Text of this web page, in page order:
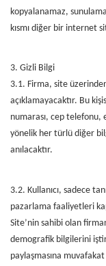
kopyalanamaz,
kısmı diğer bir internet
3. Gizli Bilgi
3.1. Firma, site
açıklamayacaktır. Bu
numarası, cep telefonu,
yönelik her türlü diğer
anılacaktır.
3.2. Kullanıcı, sadece
pazarlama faaliyetleri
Site’nin sahibi olan
demografik bilgilerini
paylaşmasına